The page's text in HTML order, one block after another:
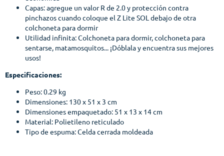
Capas: agregue un valor R de 2.0 y protección contra
pinchazos cuando coloque el Z Lite SOL debajo de otra
colchoneta para dormir
Utilidad infinita: Colchoneta para dormir, colchoneta para
sentarse, matamosquitos... ¡Dóblala y encuentra sus mejores
usos!
Especificaciones:
Peso: 0.29 kg
Dimensiones: 130 x 51 x 3 cm
Dimensiones empaquetado: 51 x 13 x 14 cm
Material: Polietileno reticulado
Tipo de espuma: Celda cerrada moldeada